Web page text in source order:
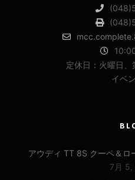
定休日：火曜日、
イベント
アウディ TT 8S クーペ＆ロ
7月